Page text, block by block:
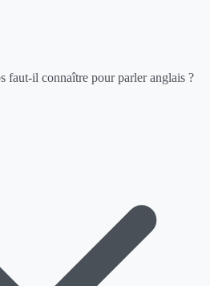
faut-il connaître pour parler anglais ?